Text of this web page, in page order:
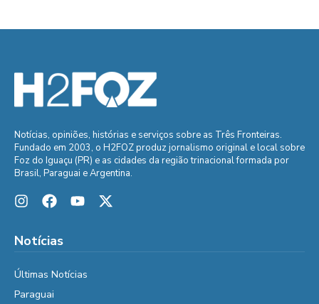
Notícias, opiniões, histórias e serviços sobre as Três Fronteiras.
Fundado em 2003, o H2FOZ produz jornalismo original e local sobre
Foz do Iguaçu (PR) e as cidades da região trinacional formada por
Brasil, Paraguai e Argentina.
Notícias
Últimas Notícias
Paraguai